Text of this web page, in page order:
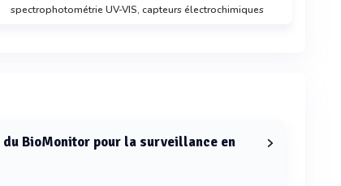
spectrophotométrie UV-VIS, capteurs électrochimiques
BioMonitor pour la surveillance en